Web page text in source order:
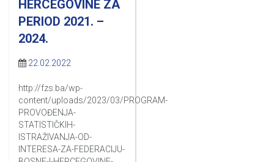
HERCEGOVINE ZA
PERIOD 2021. –
2024.
22.02.2022
http://fzs.ba/wp-
content/uploads/2023/03/PROGRAM-
PROVOĐENJA-
STATISTIČKIH-
ISTRAŽIVANJA-OD-
INTERESA-ZA-FEDERACIJU-